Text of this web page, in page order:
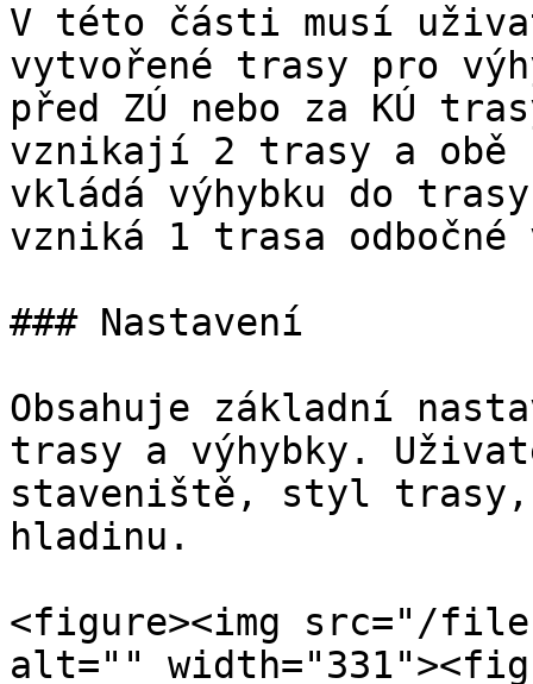
V této části musí
vytvořené trasy pro
před ZÚ nebo za KÚ
vznikají 2 trasy a obě
vkládá výhybku do
vzniká 1 trasa odbočné
### Nastavení
Obsahuje základní
trasy a výhybky.
staveniště, styl trasy,
hladinu.
<figure><img src="/files/
alt=""